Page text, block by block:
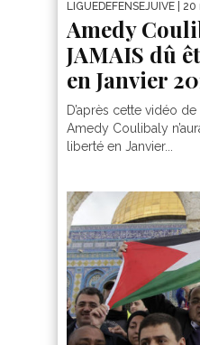
LIGUEDEFENSEJUIVE |
Amedy
JAMAIS dû
en Janvier
D’après cette vidéo
Amedy Coulibaly
liberté en Janvier...